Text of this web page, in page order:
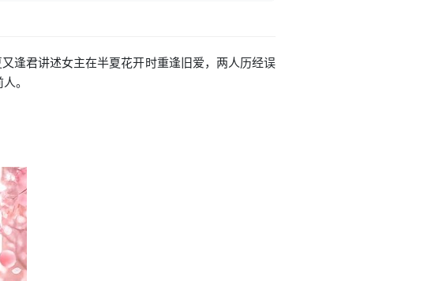
逢君讲述女主在半夏花开时重逢旧爱，两人历经误
。